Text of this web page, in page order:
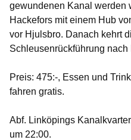
gewundenen Kanal werden
Hackefors mit einem Hub
vor Hjulsbro. Danach kehrt
Schleusenrückführung
Preis: 475:-, Essen und
fahren gratis.
Abf. Linköpings
um 22:00.